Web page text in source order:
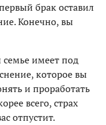
брак оставил
Конечно, вы
имеет под
которое вы
и проработать
всего, страх
отпустит.